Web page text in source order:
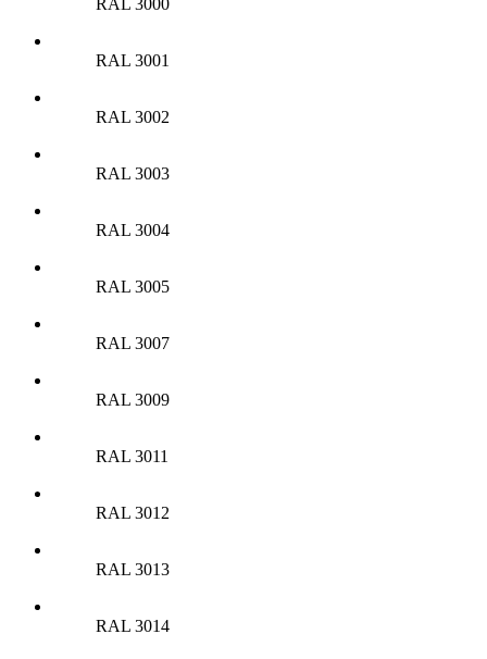
RAL 3001
RAL 3002
RAL 3003
RAL 3004
RAL 3005
RAL 3007
RAL 3009
RAL 3011
RAL 3012
RAL 3013
RAL 3014